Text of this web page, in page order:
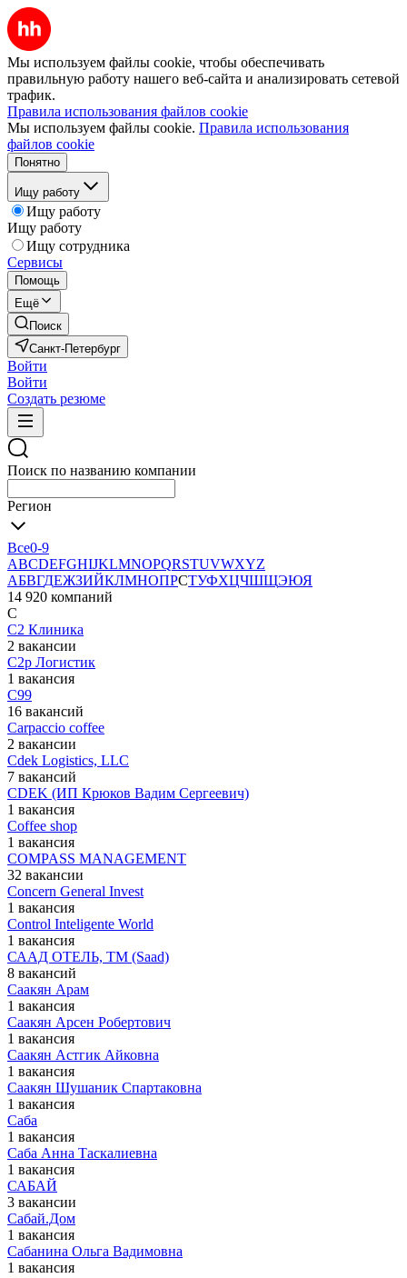
Мы используем файлы cookie, чтобы обеспечивать
правильную работу нашего веб-сайта и анализировать сетевой
трафик.
Правила использования файлов cookie
Мы используем файлы cookie. Правила использования
файлов cookie
Понятно
Ищу работу
Ищу работу
Ищу работу
Ищу сотрудника
Сервисы
Помощь
Ещё
Поиск
Санкт-Петербург
Войти
Войти
Создать резюме
Поиск по названию компании
Регион
Все0-9
ABCDEFGHIJKLMNOPQRSTUVWXYZ
АБВГДЕЖЗИЙКЛМНОПРСТУФХЦЧШЩЭЮЯ
14 920 компаний
С
С2 Клиника
2 вакансии
С2р Логистик
1 вакансия
С99
16 вакансий
Сarpaccio coffee
2 вакансии
Сdek Logistics, LLC
7 вакансий
СDEK (ИП Крюков Вадим Сергеевич)
1 вакансия
Сoffee shop
1 вакансия
СOMPASS MANAGEMENT
32 вакансии
Сoncern General Invest
1 вакансия
Сontrol Inteligente World
1 вакансия
СААД ОТЕЛЬ, ТМ (Saad)
8 вакансий
Саакян Арам
1 вакансия
Саакян Арсен Робертович
1 вакансия
Саакян Астгик Айковна
1 вакансия
Саакян Шушаник Спартаковна
1 вакансия
Саба
1 вакансия
Саба Анна Таскалиевна
1 вакансия
САБАЙ
3 вакансии
Сабай.Дом
1 вакансия
Сабанина Ольга Вадимовна
1 вакансия